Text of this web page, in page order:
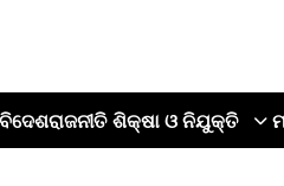
ରାଜନୀତି ଶିକ୍ଷା ଓ ନିଯୁକ୍ତି